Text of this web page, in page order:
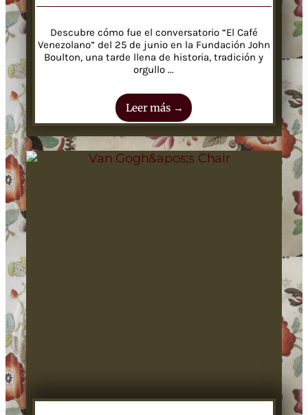
Descubre cómo fue el conversatorio “El Café
Venezolano” del 25 de junio en la Fundación John
Boulton, una tarde llena de historia, tradición y
orgullo ...
Leer más →